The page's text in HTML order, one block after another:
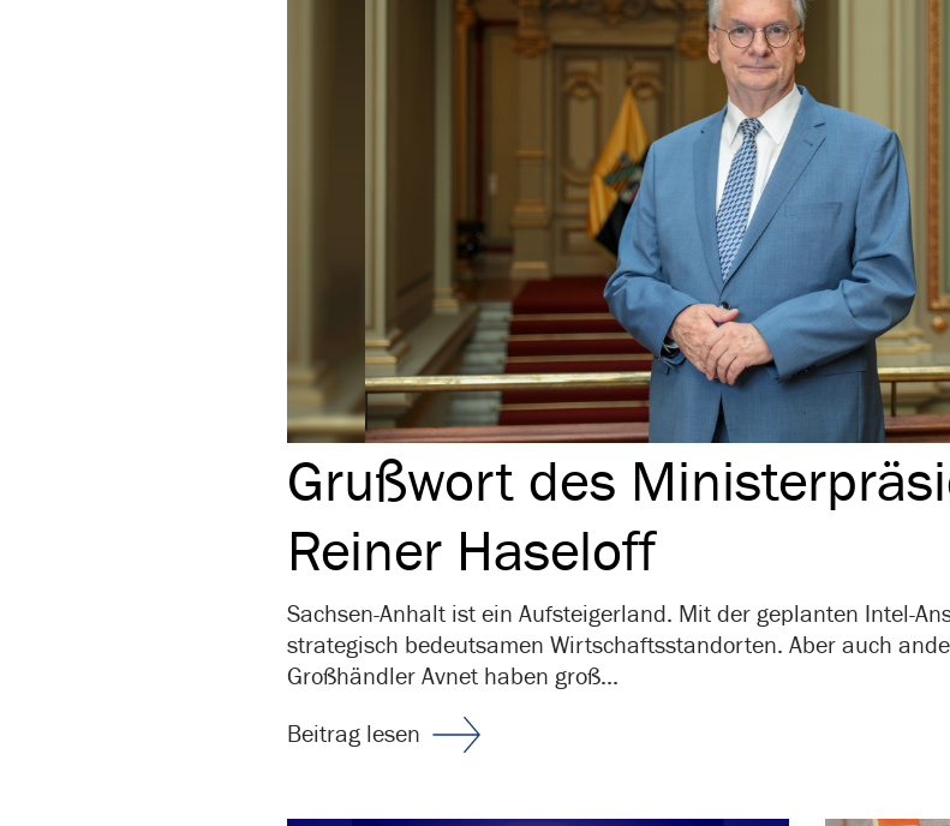
Gruß­wort des
Reiner Hase­loff
Sachsen-Anhalt ist ein Aufsteigerland. Mit der geplanten Intel-
strategisch bedeutsamen Wirtschaftsstandorten. Aber auch
Großhändler Avnet haben groß...
Beitrag lesen